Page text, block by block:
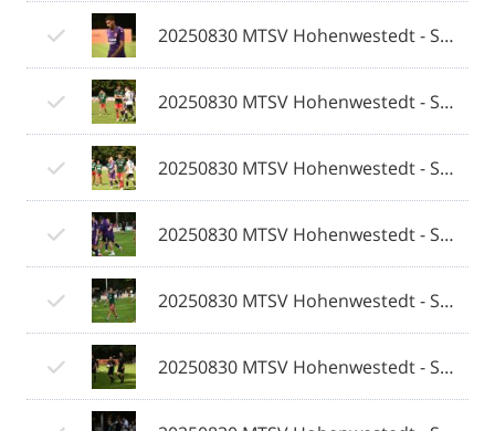
20250830 MTSV Hohenwestedt - SV Eichede © 2025 Olaf Wegerich_006.jpg
20250830 MTSV Hohenwestedt - SV Eichede © 2025 Olaf Wegerich_007.jpg
20250830 MTSV Hohenwestedt - SV Eichede © 2025 Olaf Wegerich_008.jpg
20250830 MTSV Hohenwestedt - SV Eichede © 2025 Olaf Wegerich_009.jpg
20250830 MTSV Hohenwestedt - SV Eichede © 2025 Olaf Wegerich_010.jpg
20250830 MTSV Hohenwestedt - SV Eichede © 2025 Olaf Wegerich_011.jpg